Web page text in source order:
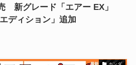
新グレード「エアー EX」
ディション」追加
ホンダ